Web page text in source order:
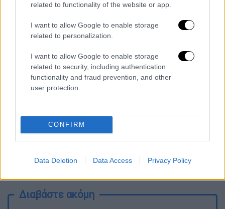
related to functionality of the website or app.
I want to allow Google to enable storage
related to personalization.
I want to allow Google to enable storage
related to security, including authentication
functionality and fraud prevention, and other
user protection.
CONFIRM
Data Deletion Data Access Privacy Policy
διαγράφονται
καταχώρηση
Διαβάστε ακόμη